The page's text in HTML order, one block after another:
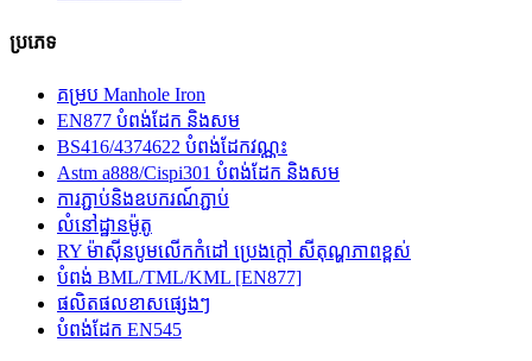
ប្រភេទ
គម្រប Manhole Iron
EN877 បំពង់ដែក និងសម
BS416/4374622 បំពង់ដែកវណ្ណះ
Astm a888/Cispi301 បំពង់ដែក និងសម
ការភ្ជាប់និងឧបករណ៍ភ្ជាប់
លំនៅដ្ឋានម៉ូតូ
RY ម៉ាស៊ីនបូមលើកកំដៅ ប្រេងក្តៅ សីតុណ្ហភាពខ្ពស់
បំពង់ BML/TML/KML [EN877]
ផលិតផលខាសផ្សេងៗ
បំពង់ដែក EN545